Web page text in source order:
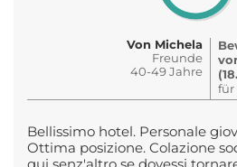
Von Michela
Freunde
40-49 Jahre
für
Bellissimo hotel. Personale
Ottima posizione. Colazione